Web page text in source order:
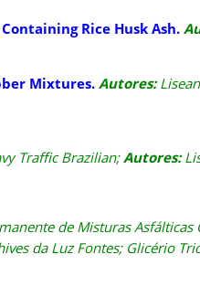
Rice Husk Ash.
Mixtures. Autores:
Traffic Brazilian;Autores:
de Misturas Asfálticas
da Luz Fontes; Glicério